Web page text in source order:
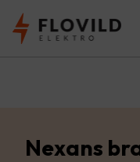
Nexans